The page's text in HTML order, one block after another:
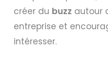
créer du buzz autour
entreprise et
intéresser.